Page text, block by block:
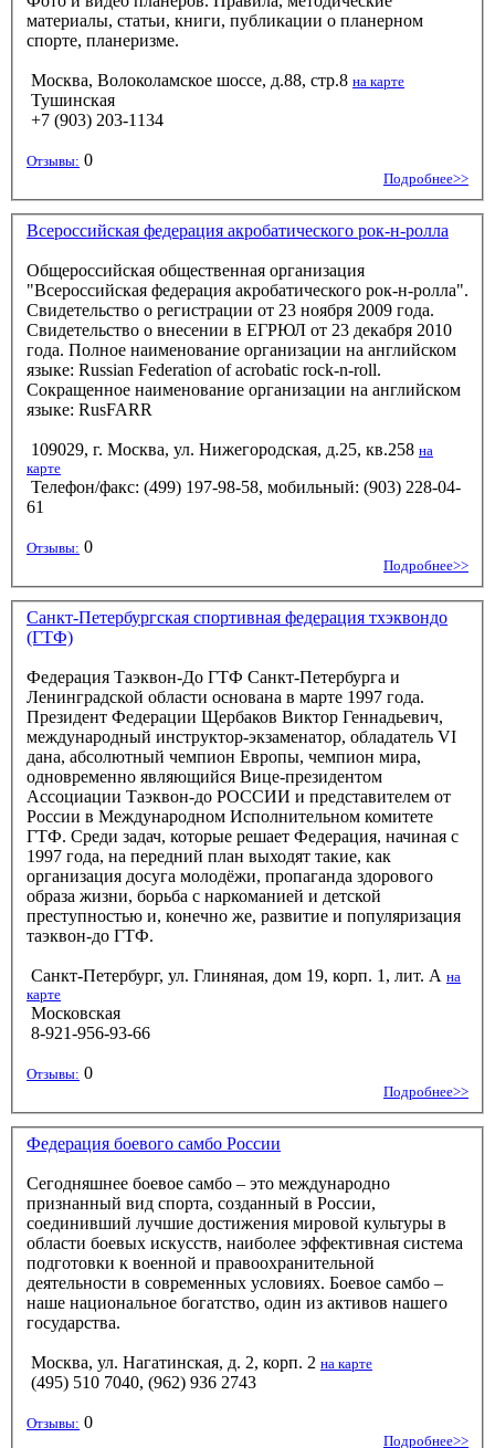
материалы, статьи, книги, публикации о планерном
спорте, планеризме.
Москва, Волоколамское шоссе, д.88, стр.8 на карте
Тушинская
+7 (903) 203-1134
Отзывы: 0
Подробнее>>
Всероссийская федерация акробатического рок-н-ролла
Общероссийская общественная организация
"Всероссийская федерация акробатического рок-н-ролла".
Свидетельство о регистрации от 23 ноября 2009 года.
Свидетельство о внесении в ЕГРЮЛ от 23 декабря 2010
года. Полное наименование организации на английском
языке: Russian Federation of acrobatic rock-n-roll.
Сокращенное наименование организации на английском
языке: RusFARR
109029, г. Москва, ул. Нижегородская, д.25, кв.258 на
карте
Телефон/факс: (499) 197-98-58, мобильный: (903) 228-04-
61
Отзывы: 0
Подробнее>>
Санкт-Петербургская спортивная федерация тхэквондо
(ГТФ)
Федерация Таэквон-До ГТФ Санкт-Петербурга и
Ленинградской области основана в марте 1997 года.
Президент Федерации Щербаков Виктор Геннадьевич,
международный инструктор-экзаменатор, обладатель VI
дана, абсолютный чемпион Европы, чемпион мира,
одновременно являющийся Вице-президентом
Ассоциации Таэквон-до РОССИИ и представителем от
России в Международном Исполнительном комитете
ГТФ. Среди задач, которые решает Федерация, начиная с
1997 года, на передний план выходят такие, как
организация досуга молодёжи, пропаганда здорового
образа жизни, борьба с наркоманией и детской
преступностью и, конечно же, развитие и популяризация
таэквон-до ГТФ.
Санкт-Петербург, ул. Глиняная, дом 19, корп. 1, лит. А на
карте
Московская
8-921-956-93-66
Отзывы: 0
Подробнее>>
Федерация боевого самбо России
Сегодняшнее боевое самбо – это международно
признанный вид спорта, созданный в России,
соединивший лучшие достижения мировой культуры в
области боевых искусств, наиболее эффективная система
подготовки к военной и правоохранительной
деятельности в современных условиях. Боевое самбо –
наше национальное богатство, один из активов нашего
государства.
Москва, ул. Нагатинская, д. 2, корп. 2 на карте
(495) 510 7040, (962) 936 2743
Отзывы: 0
Подробнее>>